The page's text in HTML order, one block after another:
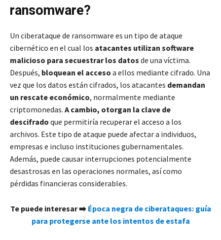
ransomware?
Un ciberataque de ransomware es un tipo de ataque
cibernético en el cual los atacantes utilizan software
malicioso para secuestrar los datos de una víctima.
Después, bloquean el acceso a ellos mediante cifrado. Una
vez que los datos están cifrados, los atacantes demandan
un rescate económico, normalmente mediante
criptomonedas. A cambio, otorgan la clave de
descifrado que permitiría recuperar el acceso a los
archivos. Este tipo de ataque puede afectar a individuos,
empresas e incluso instituciones gubernamentales.
Además, puede causar interrupciones potencialmente
desastrosas en las operaciones normales, así como
pérdidas financieras considerables.
Te puede interesar ➡️ Época negra de ciberataques: guía
para protegerse ante los intentos de estafa